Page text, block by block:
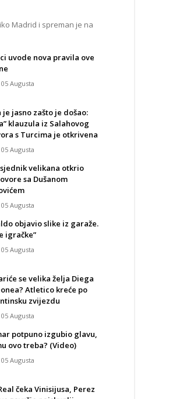
Madrid i spreman je na
uvode nova pravila ove
05 Augusta
je jasno zašto je došao:
klauzula iz Salahovog
s Turcima je otkrivena
05 Augusta
velikana otkrio
sa Dušanom
05 Augusta
objavio slike iz garaže.
igračke”
05 Augusta
se velika želja Diega
Atletico kreće po
zvijezdu
05 Augusta
potpuno izgubio glavu,
ovo treba? (Video)
05 Augusta
čeka Vinisijusa, Perez